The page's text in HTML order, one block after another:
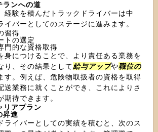
ンへの道
経験を積んだトラックドライバーは中
イバーとしてのステージに進みます。
習得
トの選定
門的な資格取得
身につけることで、より責任ある業務を
り、その結果として給与アップや職位の
す。例えば、危険物取扱者の資格を取得
送業務に就くことができ、これによりさ
期待できます。
リアプラン
昇進
ライバーとしての実績を積むと、次のス